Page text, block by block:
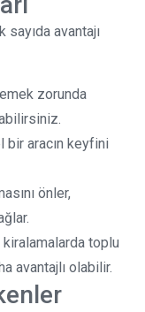
sayıda avantajı
zorunda
aracın keyfini
önler,
toplu
avantajlı olabilir.